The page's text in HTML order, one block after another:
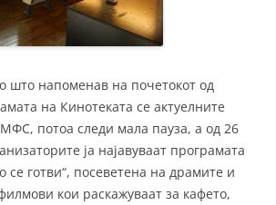
што напоменав на почетокот од
на Кинотеката се актуелните
потоа следи мала пауза, а од 26
ја најавуваат програмата
се готви“, посеветена на драмите и
кои раскажуваат за кафето,